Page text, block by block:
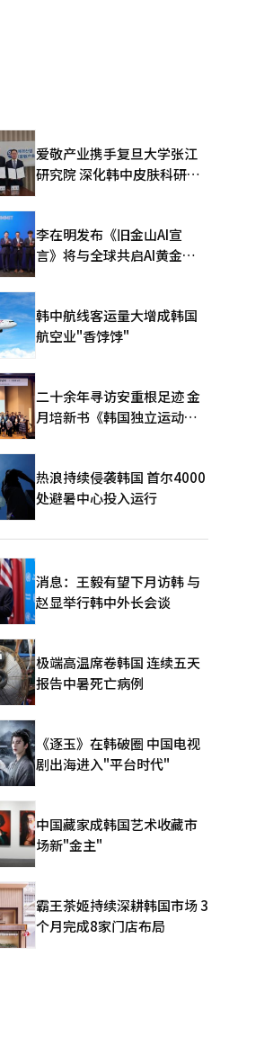
爱敬产业携手复旦大学张江
研究院 深化韩中皮肤科研合
李在明发布《旧金山AI宣
言》将与全球共启AI黄金时
韩中航线客运量大增成韩国
航空业"香饽饽"
二十余年寻访安重根足迹 金
月培新书《韩国独立运动圣
热浪持续侵袭韩国 首尔4000
处避暑中心投入运行
消息：王毅有望下月访韩 与
赵显举行韩中外长会谈
极端高温席卷韩国 连续五天
报告中暑死亡病例
《逐玉》在韩破圈 中国电视
剧出海进入"平台时代"
中国藏家成韩国艺术收藏市
场新"金主"
霸王茶姬持续深耕韩国市场 3
个月完成8家门店布局